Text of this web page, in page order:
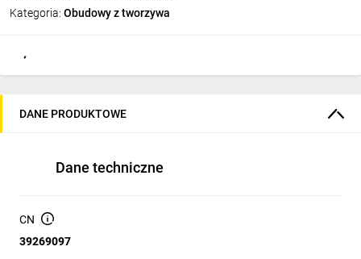
Kategoria: Obudowy z tworzywa
DANE PRODUKTOWE
Dane techniczne
CN
39269097